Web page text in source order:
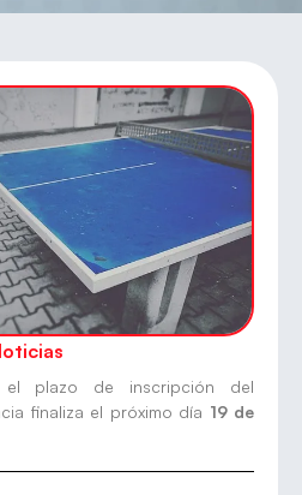
el plazo de inscripción del
finaliza el próximo día 19 de